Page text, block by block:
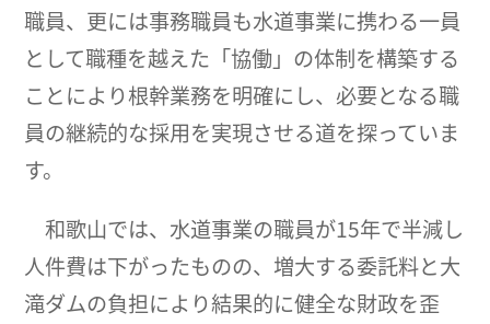
職員、更には事務職員も水道事業に携わる一員
として職種を越えた「協働」の体制を構築する
ことにより根幹業務を明確にし、必要となる職
員の継続的な採用を実現させる道を探っていま
す。
和歌山では、水道事業の職員が15年で半減し
人件費は下がったものの、増大する委託料と大
滝ダムの負担により結果的に健全な財政を歪